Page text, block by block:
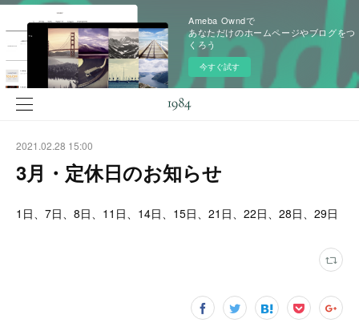
Ameba Owndで
あなただけのホームページやブログをつ
くろう
今すぐ試す
2021.02.28 15:00
3月・定休日のお知らせ
1日、7日、8日、11日、14日、15日、21日、22日、28日、29日